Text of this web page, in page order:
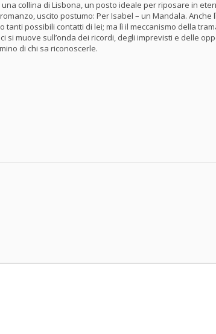
collina di Lisbona, un posto ideale per riposare in
uscito postumo: Per Isabel – un Mandala. Anche
possibili contatti di lei; ma lì il meccanismo della
si muove sull’onda dei ricordi, degli imprevisti e delle
di chi sa riconoscerle.